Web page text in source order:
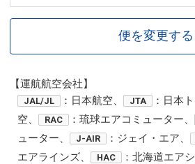
便を変更する
【運航航空会社】
JAL/JL ：日本航空、 JTA
：日本
空、
RAC ：琉球エアコミューター、
ューター、
J-AIR ：ジェイ・エア、
エアラインズ、
HAC ：北海道エア